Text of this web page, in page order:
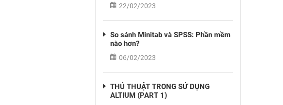
22/02/2023
So sánh Minitab và SPSS: Phần mềm
nào hơn?
06/02/2023
THỦ THUẬT TRONG SỬ DỤNG
ALTIUM (PART 1)